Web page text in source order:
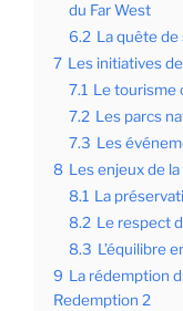
du Far West
6.2 La quête de
7 Les initiatives
7.1 Le tourisme
7.2 Les parcs
7.3 Les
8 Les enjeux de
8.1 La
8.2 Le respect
8.3 L’équilibre
9 La rédemption
Redemption 2